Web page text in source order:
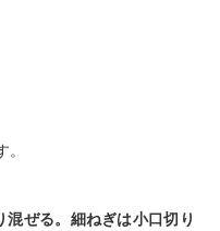
ぜる。細ねぎは小口切り